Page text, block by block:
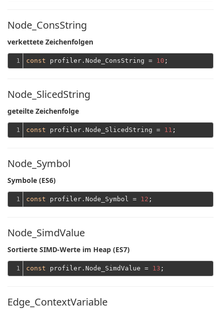
Node_ConsString
verkettete Zeichenfolgen
1 const profiler.Node_ConsString = 10
Node_SlicedString
geteilte Zeichenfolge
1 const profiler.Node_SlicedString = 11
Node_Symbol
Symbole (ES6)
1 const profiler.Node_Symbol = 12
Node_SimdValue
Sortierte SIMD-Werte im Heap (ES7)
1 const profiler.Node_SimdValue = 13
Edge_ContextVariable